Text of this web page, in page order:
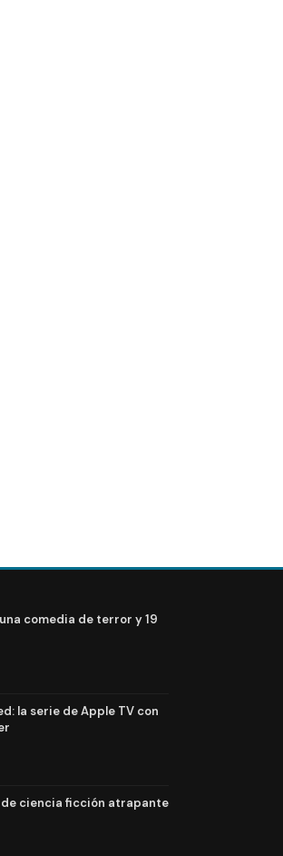
comedia de terror y 19
la serie de Apple TV con
de ciencia ficción atrapante